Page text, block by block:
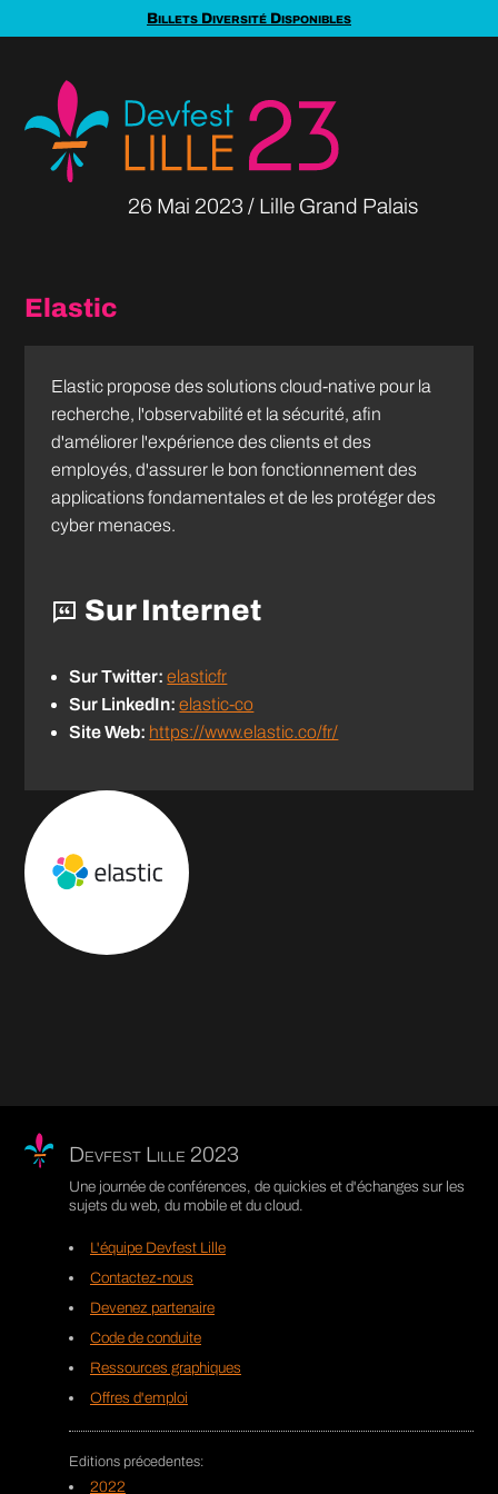
26 Mai 2023 Lille Grand Palais
Billets Diversité Disponibles
Elastic
Elastic propose des solutions cloud-native pour la
recherche, l'observabilité et la sécurité, afin
d'améliorer l'expérience des clients et des
employés, d'assurer le bon fonctionnement des
applications fondamentales et de les protéger des
cyber menaces.
Sur Internet
Sur Twitter:elasticfr
Sur LinkedIn:elastic-co
Site Web: https://www.elastic.co/fr/
Devfest Lille 2023
Une journée de conférences, de quickies et d'échanges sur les
sujets du web, du mobile et du cloud.
L'équipe Devfest Lille
Contactez-nous
Devenez partenaire
Code de conduite
Ressources graphiques
Offres d'emploi
2022